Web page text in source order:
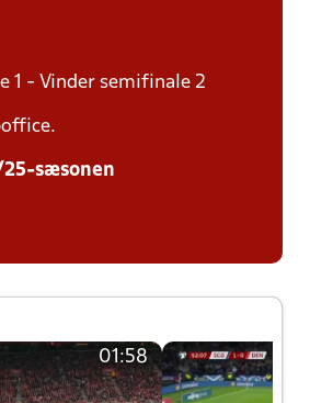
1 - Vinder semifinale 2
sæsonen
01:58